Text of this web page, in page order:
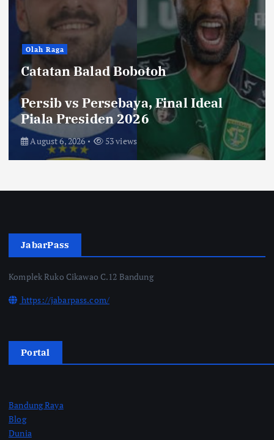
Hiburan
Toko Perlengkapan Mayat, Bisa
Laku dengan Syarat ini, Ngeri …!
Saksikan di Bioskop
August 3, 2026 70 views
JabarPass
Komplek Ruko Cikawao C.12 Bandung
https://jabarpass.com/
Portal
Bandung Raya
Blog
Dunia